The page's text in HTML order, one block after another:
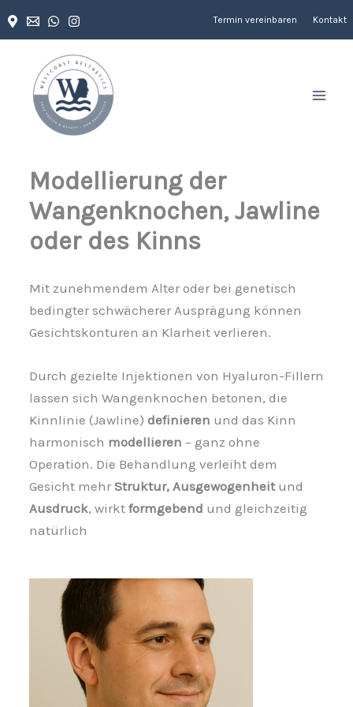
Inhalt
Termin vereinbaren Kontakt
Modellierung der
Wangenknochen, Jawline
oder des Kinns
Mit zunehmendem Alter oder bei genetisch
bedingter schwächerer Ausprägung können
Gesichtskonturen an Klarheit verlieren.
Durch gezielte Injektionen von Hyaluron-Fillern
lassen sich Wangenknochen betonen, die
Kinnlinie (Jawline) definieren und das Kinn
harmonisch modellieren – ganz ohne
Operation. Die Behandlung verleiht dem
Gesicht mehr Struktur, Ausgewogenheitund
Ausdruck, wirkt formgebend und gleichzeitig
natürlich